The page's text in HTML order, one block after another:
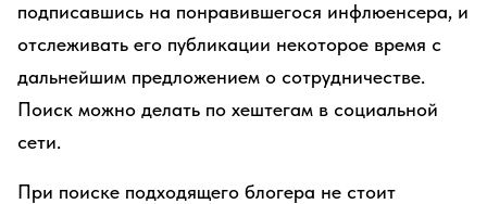
подписавшись на понравившегося инфлюенсера, и
отслеживать его публикации некоторое время с
дальнейшим предложением о сотрудничестве.
Поиск можно делать по хештегам в социальной
сети.
При поиске подходящего блогера не стоит